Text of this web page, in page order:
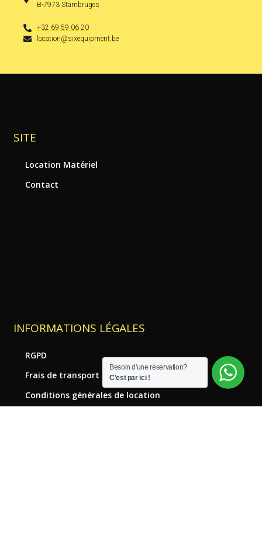
B-7973 Stambruges
+32 69 59 06 20
location@sixequipment.be
SITE
Location Matériel
Contact
INFORMATIONS LÉGALES
RGPD
Frais de transport
Conditions générales de location
Besoin d'une réservation?
C'est par ici !